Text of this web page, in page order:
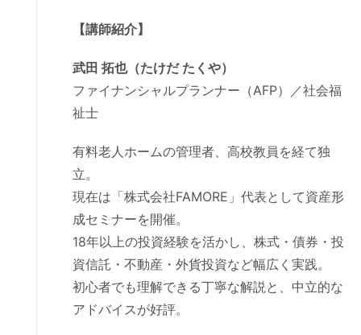
【講師紹介】
武田 拓也（たけだ たくや）
ファイナンシャルプランナー（AFP）／社会福
祉士
有料老人ホームの管理者、高校教員を経て独
立。
現在は「株式会社FAMORE」代表として資産形
成セミナーを開催。
18年以上の投資経験を活かし、株式・債券・投
資信託・不動産・外貨投資など幅広く実践。
初心者でも理解できる丁寧な解説と、中立的な
アドバイスが好評。